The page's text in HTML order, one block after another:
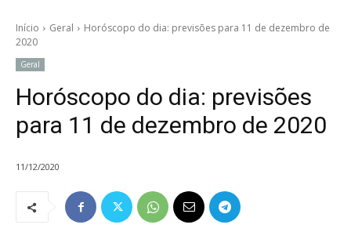
Início Geral
Horóscopo do dia: previsões para 11 de dezembro de
2020
Geral
Horóscopo do dia: previsões
para 11 de dezembro de 2020
11/12/2020